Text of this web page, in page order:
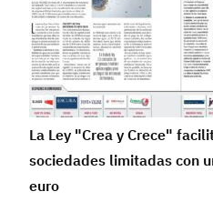
La Ley "Crea y Crece"
sociedades limitadas con
euro